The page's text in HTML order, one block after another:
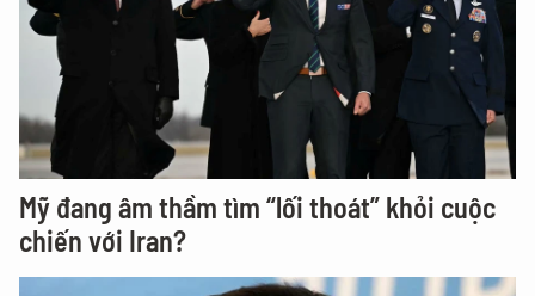
Mỹ đang âm thầm tìm “lối thoát” khỏi cuộc
chiến với Iran?